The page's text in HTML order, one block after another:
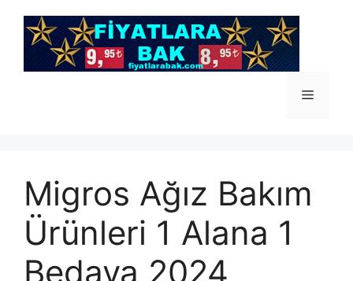
Menü
Migros Ağız Bakım
Ürünleri 1 Alana 1
Bedava 2024